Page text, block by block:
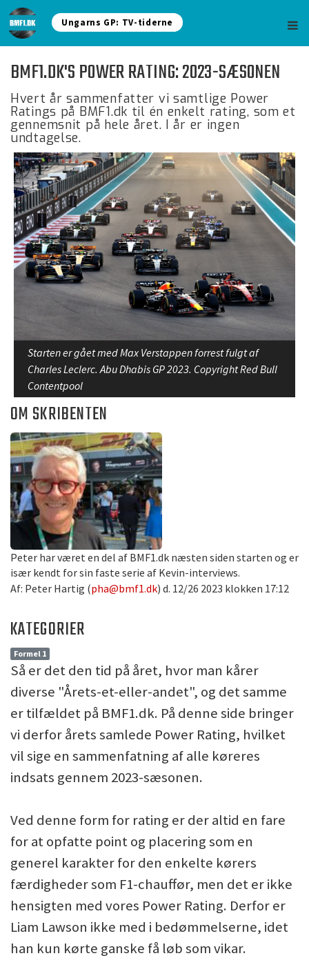
Ungarns GP: TV-tiderne
BMF1.DK'S POWER RATING: 2023-SÆSONEN
Hvert år sammenfatter vi samtlige Power
Ratings på BMF1.dk til én enkelt rating, som et
gennemsnit på hele året. I år er ingen
undtagelse.
Starten er gået med Max Verstappen forrest fulgt af
Charles Leclerc. Abu Dhabis GP 2023. Copyright Red Bull
Contentpool
OM SKRIBENTEN
Peter har været en del af BMF1.dk næsten siden starten og er
især kendt for sin faste serie af Kevin-interviews.
Af: Peter Hartig (pha@bmf1.dk) d. 12/26 2023 klokken 17:12
KATEGORIER
Formel 1
Så er det den tid på året, hvor man kårer
diverse "Årets-et-eller-andet", og det samme
er tilfældet på BMF1.dk. På denne side bringer
vi derfor årets samlede Power Rating, hvilket
vil sige en sammenfatning af alle køreres
indsats gennem 2023-sæsonen.
Ved denne form for rating er der altid en fare
for at opfatte point og placering som en
generel karakter for den enkelte kørers
færdigheder som F1-chauffør, men det er ikke
hensigten med vores Power Rating. Derfor er
Liam Lawson ikke med i bedømmelserne, idet
han kun kørte ganske få løb som vikar.